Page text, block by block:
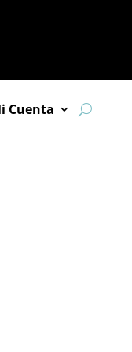
Cuenta